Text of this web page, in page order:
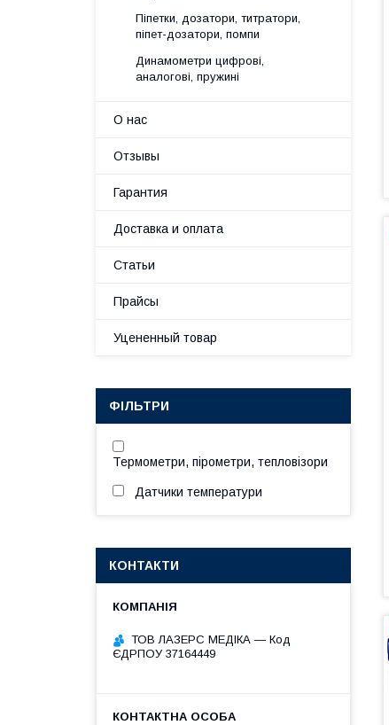
Піпетки, дозатори, титратори,
піпет-дозатори, помпи
Динамометри цифрові,
аналогові, пружині
О нас
Отзывы
Гарантия
Доставка и оплата
Статьи
Прайсы
Уцененный товар
ФІЛЬТРИ
Термометри, пірометри, тепловізори
Датчики температури
КОНТАКТИ
ТОВ ЛАЗЕРС МЕДІКА — Код
ЄДРПОУ 37164449